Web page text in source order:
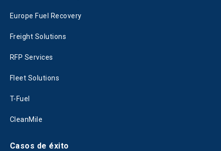
Europe Fuel Recovery
Freight Solutions
RFP Services
Fleet Solutions
T-Fuel
CleanMile
Casos de éxito